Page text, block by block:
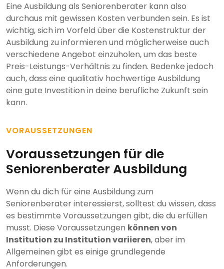
Eine Ausbildung als Seniorenberater kann also
durchaus mit gewissen Kosten verbunden sein. Es ist
wichtig, sich im Vorfeld über die Kostenstruktur der
Ausbildung zu informieren und möglicherweise auch
verschiedene Angebot einzuholen, um das beste
Preis-Leistungs-Verhältnis zu finden. Bedenke jedoch
auch, dass eine qualitativ hochwertige Ausbildung
eine gute Investition in deine berufliche Zukunft sein
kann.
VORAUSSETZUNGEN
Voraussetzungen für die
Seniorenberater Ausbildung
Wenn du dich für eine Ausbildung zum
Seniorenberater interessierst, solltest du wissen, dass
es bestimmte Voraussetzungen gibt, die du erfüllen
musst. Diese Voraussetzungen können von
Institution zu Institution variieren, aber im
Allgemeinen gibt es einige grundlegende
Anforderungen.